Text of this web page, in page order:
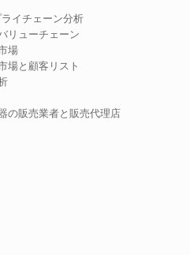
イチェーン分析
リューチェーン
場
場と顧客リスト
販売業者と販売代理店